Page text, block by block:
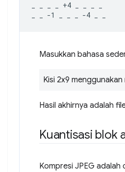
_ _ _ _ +4 _ _ _ _
Masukkan bahasa
Kisi 2x9
Hasil akhirnya adalah
Kuantisasi blok
Kompresi JPEG